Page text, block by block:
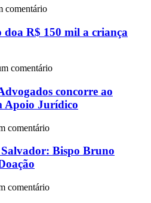
comentário
R$ 150 mil a criança
comentário
concorre ao
Apoio Jurídico
comentário
Bispo Bruno
comentário